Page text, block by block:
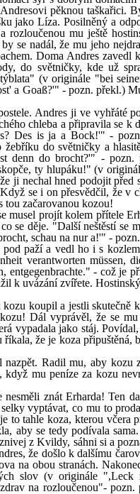
pěknou taškařici.
jako Líza. Posilněný a
rozloučenou mu ještě
se nadál, že mu jeho
Doma Andres
do světničky, kde už
(v originále "bei
a Goaß?'" - pozn. překl.)
Andres ji ve vyhřáté
chleba a připravila se k
Des is ja a Bock!'" -
do světničky a
denn do brocht?'" - pozn.
ty hlupáku!" (v
ji nechal hned podojit před
se i on přesvědčil, že v
tou začarovanou kozou!
musel projít kolem přítele
se děje. "Další neštěstí se
schau na nur a!'" -
paží a vedl ho i s
verantworten müssen,
entgegenbrachte." - což je
k uvázání zvířete.
koupil a jestli
Dál vyprávěl, že se
vypadala jako stáj.
že je koza připuštěná,
Radil mu, aby kozu
mu peníze za kozu
znát Erharda! Ten
vyptávat, co mu to
tahle koza, kterou včera
aby se tedy podívala
z Kvildy, sáhni si a
že došlo k dalšímu
na obou stranách.
slov (v originále ",Leck
na rozloučenou"-